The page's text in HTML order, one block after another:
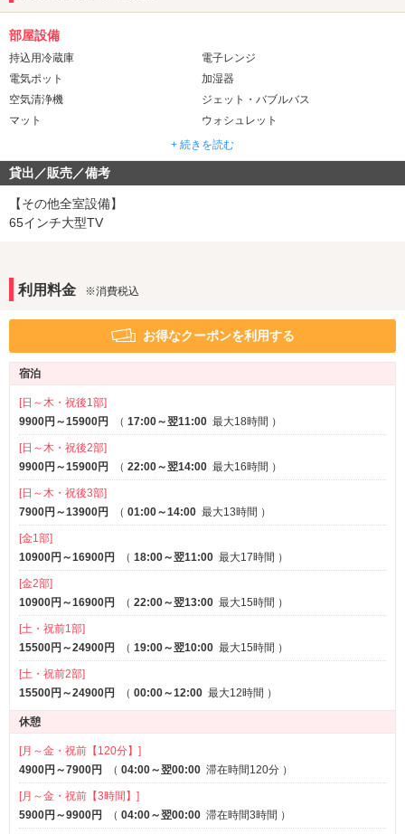
部屋設備
持込用冷蔵庫
電子レンジ
電気ポット
加湿器
空気清浄機
ジェット・バブルバス
マット
ウォシュレット
音響・映像・通信
カラオケ
Wi-Fi
カールドライヤー
電気マッサージ器
和室 1名利用可
+ 続きを読む
貸出／販売／備考
【その他全室設備】
65インチ大型TV
利用料金 ※消費税込
お得なクーポンを利用する
宿泊
[日～木・祝後1部]
9900円～15900円
（ 17:00～翌11:00 最大18時間 ）
[日～木・祝後2部]
9900円～15900円
（ 22:00～翌14:00 最大16時間 ）
[日～木・祝後3部]
7900円～13900円
（ 01:00～14:00 最大13時間 ）
[金1部]
10900円～16900円
（ 18:00～翌11:00 最大17時間 ）
[金2部]
10900円～16900円
（ 22:00～翌13:00 最大15時間 ）
[土・祝前1部]
15500円～24900円
（ 19:00～翌10:00 最大15時間 ）
[土・祝前2部]
15500円～24900円
（ 00:00～12:00 最大12時間 ）
休憩
[月～金・祝前【120分】]
4900円～7900円
（ 04:00～翌00:00 滞在時間120分 ）
[月～金・祝前【3時間】]
5900円～9900円
（ 04:00～翌00:00 滞在時間3時間 ）